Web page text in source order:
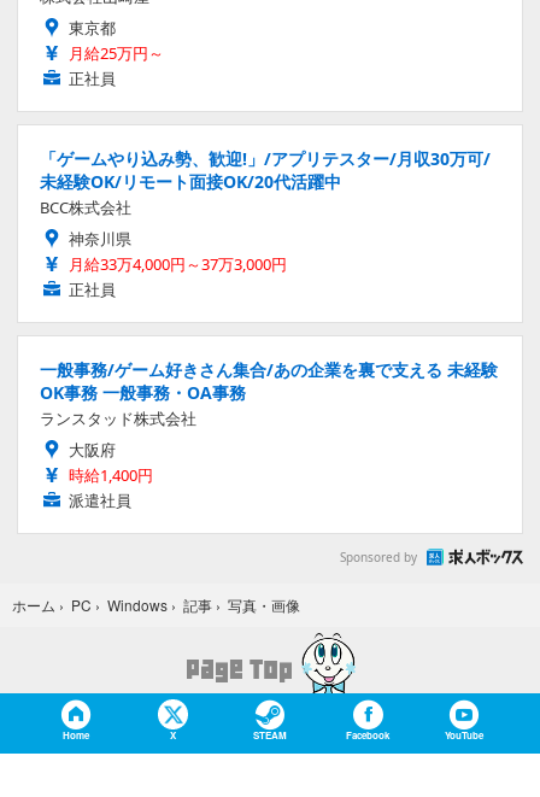
東京都
月給25万円～
正社員
「ゲームやり込み勢、歓迎!」/アプリテスター/月収30万可/
未経験OK/リモート面接OK/20代活躍中
BCC株式会社
神奈川県
月給33万4,000円～37万3,000円
正社員
一般事務/ゲーム好きさん集合/あの企業を裏で支える 未経験
OK事務 一般事務・OA事務
ランスタッド株式会社
大阪府
時給1,400円
派遣社員
Sponsored by
ホーム › PC › Windows › 記事 › 写真・画像
Home X STEAM Facebook YouTube